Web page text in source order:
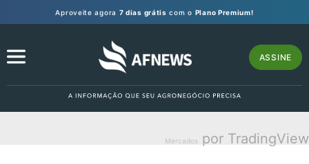
Aproveite agora 7 dias grátis com o Plano Premium!
ASSINE
Mercados por TradingView